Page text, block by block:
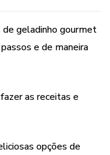
informações. Os
ser acessados aqui,
de geladinho gourmet
e de maneira
as receitas e
opções de